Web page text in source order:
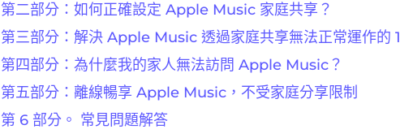
第二部分：如何正確設定 Apple Music 家庭共享？
第三部分：解決 Apple Music 透過家庭共享無法正常運作的
第四部分：為什麼我的家人無法訪問 Apple Music？
第五部分：離線暢享 Apple Music，不受家庭分享限制
第 6 部分。 常見問題解答